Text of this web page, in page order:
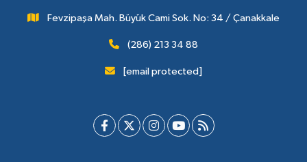
Fevzipaşa Mah. Büyük Cami Sok. No: 34 / Çanakkale
(286) 213 34 88
[email protected]